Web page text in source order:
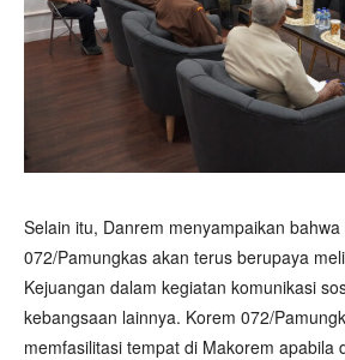
Selain itu, Danrem menyampaikan
072/Pamungkas akan terus berupaya
Kejuangan dalam kegiatan komunikasi
kebangsaan lainnya. Korem 072/
memfasilitasi tempat di Makorem apabila